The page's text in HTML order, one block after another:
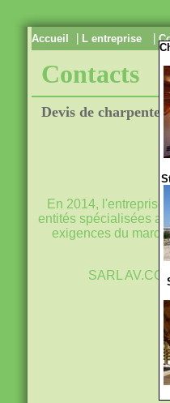
Accueil | L entreprise |
Contacts
Devis de charpente
En 2014,
entités spécialisées
exigences du
SARL